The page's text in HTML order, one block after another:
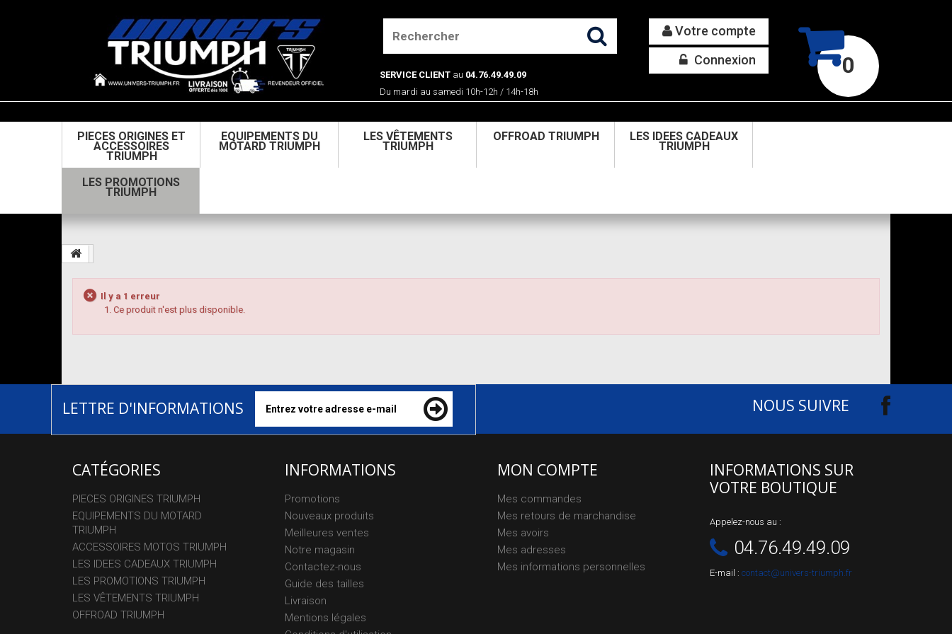
0
Votre compte
Connexion
SERVICE CLIENT au 04.76.49.49.09
Du mardi au samedi 10h-12h / 14h-18h
PIECES ORIGINES ET
ACCESSOIRES
TRIUMPH
EQUIPEMENTS DU
MOTARD TRIUMPH
LES VÊTEMENTS
TRIUMPH
OFFROAD TRIUMPH LES IDEES CADEAUX
TRIUMPH
LES PROMOTIONS
TRIUMPH
Il y a 1 erreur
Ce produit n'est plus disponible.
LETTRE D'INFORMATIONS NOUS SUIVRE
CATÉGORIES
PIECES ORIGINES TRIUMPH
EQUIPEMENTS DU MOTARD
TRIUMPH
ACCESSOIRES MOTOS TRIUMPH
LES IDEES CADEAUX TRIUMPH
LES PROMOTIONS TRIUMPH
LES VÊTEMENTS TRIUMPH
OFFROAD TRIUMPH
INFORMATIONS
Promotions
Nouveaux produits
Meilleures ventes
Notre magasin
Contactez-nous
Guide des tailles
Livraison
Mentions légales
MON COMPTE
Mes commandes
Mes retours de marchandise
Mes avoirs
Mes adresses
Mes informations personnelles
INFORMATIONS SUR
VOTRE BOUTIQUE
Appelez-nous au :
04.76.49.49.09
E-mail : contact@univers-triumph.fr